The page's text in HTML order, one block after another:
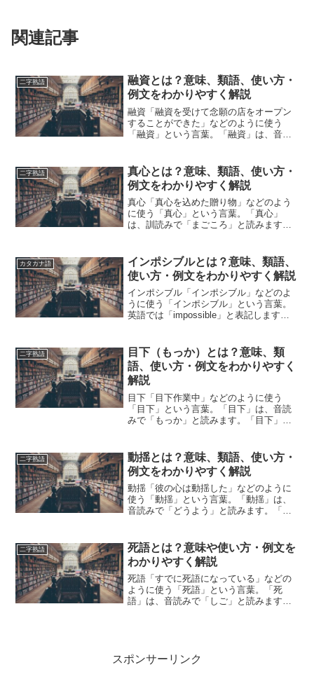
関連記事
二字熟語
融資とは？意味、類語、使い方・
例文をわかりやすく解説
融資「融資を受けて念願の店をオープン
することができた」などのように使う
「融資」という言葉。「融資」は、音読
この記事では「融資」の意味や使い方や
類語について、小説などの用...
二字熟語
真心とは？意味、類語、使い方・
例文をわかりやすく解説
真心「真心を込めた贈り物」などのよう
に使う「真心」という言葉。「真心」
は、訓読みで「まごころ」と読みます。
や使い方や類語について、小説などの用
例を紹介しながら、わかりや...
カタカナ語
インポシブルとは？意味、類語、
使い方・例文をわかりやすく解説
インポシブル「インポシブル」などのよ
うに使う「インポシブル」という言葉。
英語では「impossible」と表記します。
ポシブル」の意味や使い方や類語につい
て、小説などの...
二字熟語
目下（もっか）とは？意味、類
語、使い方・例文をわかりやすく
解説
目下「目下作業中」などのように使う
「目下」という言葉。「目下」は、音読
みで「もっか」と読みます。「目下」と
類語について、小説などの用例を紹介し
ながら、わかりやすく解説し...
二字熟語
動揺とは？意味、類語、使い方・
例文をわかりやすく解説
動揺「彼の心は動揺した」などのように
使う「動揺」という言葉。「動揺」は、
音読みで「どうよう」と読みます。「動
い方や類語について、小説などの用例を
紹介しながら、わかりやす...
二字熟語
死語とは？意味や使い方・例文を
わかりやすく解説
死語「すでに死語になっている」などの
ように使う「死語」という言葉。「死
語」は、音読みで「しご」と読みます。
スポンサーリンク